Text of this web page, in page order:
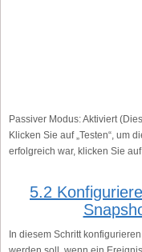
Passiver Modus:Aktiviert
Klicken Sie auf „Testen“, um
erfolgreich war, klicken Sie
5.2
In diesem Schritt